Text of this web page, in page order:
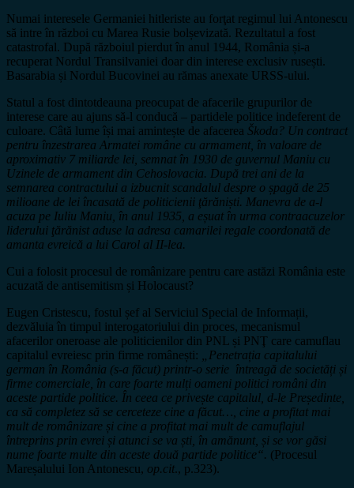
Numai interesele Germaniei hitleriste au forţat regimul lui Antonescu
să intre în război cu Marea Rusie bolșevizată. Rezultatul a fost
catastrofal. După războiul pierdut în anul 1944, România și-a
recuperat Nordul Transilvaniei doar din interese exclusiv rusești.
Basarabia și Nordul Bucovinei au rămas anexate URSS-ului.
Statul a fost dintotdeauna preocupat de afacerile grupurilor de
interese care au ajuns să-l conducă – partidele politice indeferent de
culoare. Câtă lume își mai amintește de afacerea Škoda? Un contract
pentru înzestrarea Armatei române cu armament, în valoare de
aproximativ 7 miliarde lei, semnat în 1930 de guvernul Maniu cu
Uzinele de armament din Cehoslovacia. După trei ani de la
semnarea contractului a izbucnit scandalul despre o șpagă de 25
milioane de lei încasată de politicienii ţărăniști. Manevra de a-l
acuza pe Iuliu Maniu, în anul 1935, a eșuat în urma contraacuzelor
liderului ţărănist aduse la adresa camarilei regale coordonată de
amanta evreică a lui Carol al II-lea.
Cui a folosit procesul de românizare pentru care astăzi România este
acuzată de antisemitism și Holocaust?
Eugen Cristescu, fostul șef al Serviciul Special de Informații,
dezvăluia în timpul interogatoriului din proces, mecanismul
afacerilor oneroase ale politicienilor din PNL și PNŢ care camuflau
capitalul evreiesc prin firme românești:
„Penetrația capitalului
german în România (s-a făcut) printr-o serie întreagă de societăți și
firme comerciale, în care foarte mulți oameni politici români din
aceste partide politice. În ceea ce privește capitalul, d-le Președinte,
ca să completez să se cerceteze cine a făcut…, cine a profitat mai
mult de românizare și cine a profitat mai mult de camuflajul
întreprins prin evrei și atunci se va ști, în amănunt, și se vor găsi
nume foarte multe din aceste două partide politice“. (Procesul
Mareșalului Ion Antonescu, op.cit., p.323).